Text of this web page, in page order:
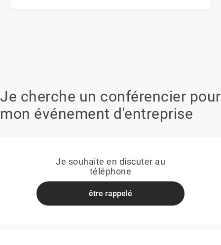
Je cherche un conférencier pour
mon événement d'entreprise
Je souhaite en discuter au
téléphone
être rappelé